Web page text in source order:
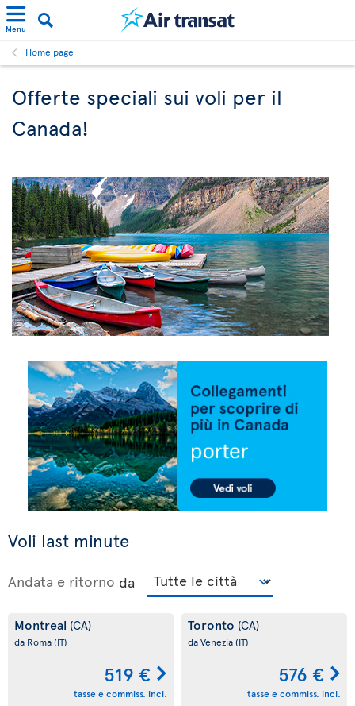
Menu
Home page
Offerte speciali sui voli per il
Canada!
Voli last minute
Andata e ritorno da
Montreal (CA)
da Roma(IT)
519 €
tasse e commiss. incl.
Toronto (CA)
da Venezia(IT)
576 €
tasse e commiss. incl.